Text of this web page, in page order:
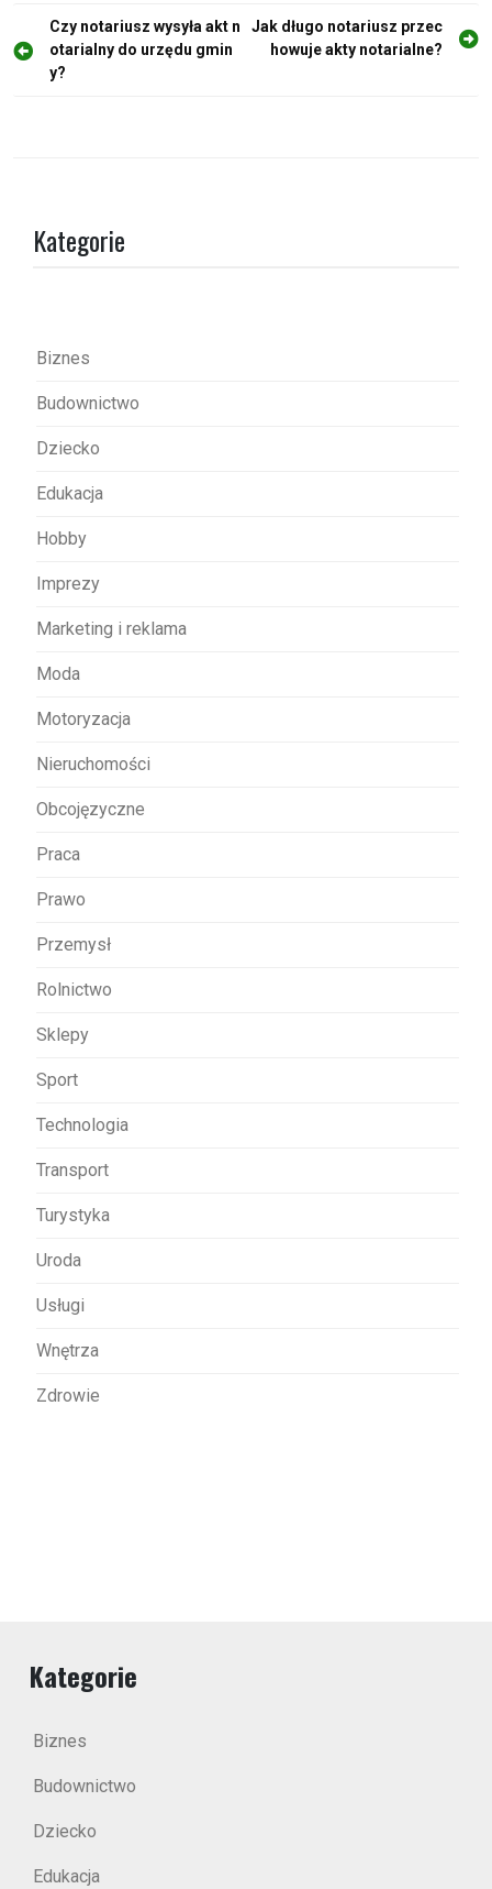
N
a
Czy notariusz wysyła akt n
otarialny do urzędu gmin
y?
Jak długo notariusz przec
howuje akty notarialne?
Kategorie
Biznes
Budownictwo
Dziecko
Edukacja
Hobby
Imprezy
Marketing i reklama
Moda
Motoryzacja
Nieruchomości
Obcojęzyczne
Praca
Prawo
Przemysł
Rolnictwo
Sklepy
Sport
Technologia
Transport
Turystyka
Uroda
Usługi
Wnętrza
Zdrowie
Kategorie
Biznes
Budownictwo
Dziecko
Edukacja